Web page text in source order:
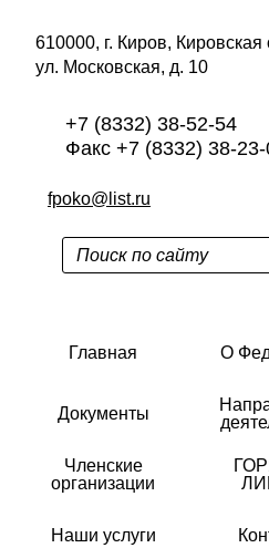
610000, г. Киров, Кировская
ул. Московская, д. 10
+7 (8332) 38-52-54
Факс +7 (8332) 38-
fpoko@list.ru
Главная О
Документы
Членские
организации
Наши услуги